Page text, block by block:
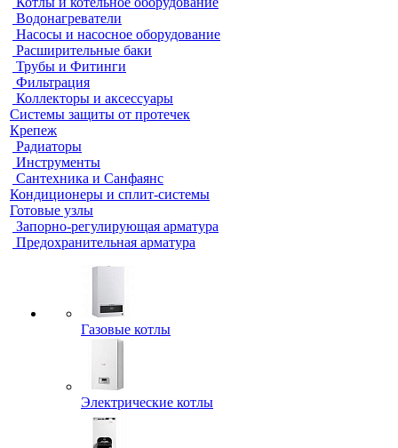
Водонагреватели
Насосы и насосное оборудование
Расширительные баки
Трубы и Фитинги
Фильтрация
Коллекторы и аксессуары
Системы защиты от протечек
Крепеж
Радиаторы
Инструменты
Сантехника и Санфаянс
Кондиционеры и сплит-системы
Готовые узлы
Запорно-регулирующая арматура
Предохранительная арматура
Газовые котлы
Электрические котлы